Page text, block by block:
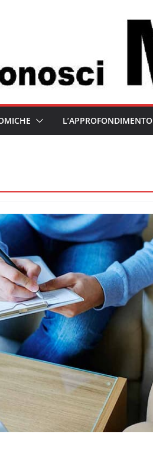
L’APPROFONDIMENTO